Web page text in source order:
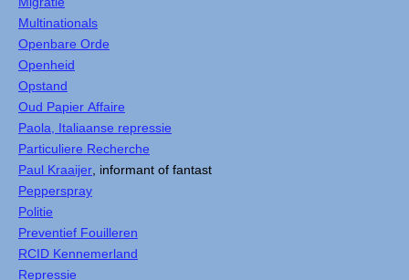
Multinationals
Openbare Orde
Openheid
Opstand
Oud Papier Affaire
Paola, Italiaanse repressie
Particuliere Recherche
Paul Kraaijer , informant of fantast
Pepperspray
Politie
Preventief Fouilleren
RCID Kennemerland
Repressie